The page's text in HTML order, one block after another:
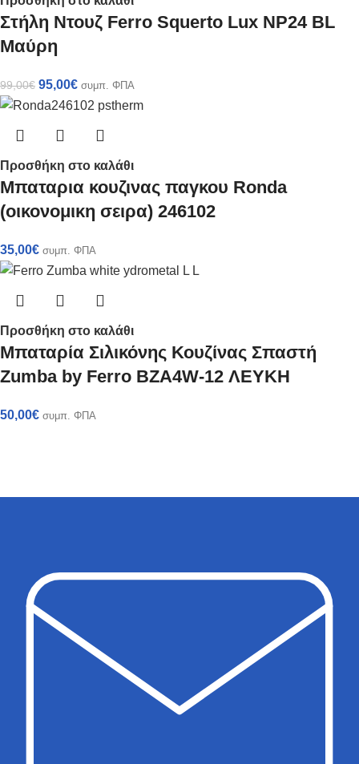
Στήλη Ντουζ Ferro Squerto Lux NP24 BL
Μαύρη
99,00€ 95,00€ συμπ. ΦΠΑ
Προσθήκη στο καλάθι
Mπαταρια κουζινας παγκου Ronda
(οικονομικη σειρα) 246102
35,00€ συμπ. ΦΠΑ
Προσθήκη στο καλάθι
Μπαταρία Σιλικόνης Κουζίνας Σπαστή
Zumba by Ferro BZA4W-12 ΛΕΥΚΗ
50,00€ συμπ. ΦΠΑ